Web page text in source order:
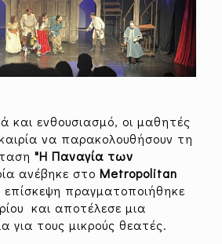
και ενθουσιασμό, οι μαθητές
να παρακολουθήσουν τη
"Η Παναγία των
ανέβηκε στο Metropolitan
επίσκεψη πραγματοποιήθηκε
και αποτέλεσε μια
για τους μικρούς θεατές.